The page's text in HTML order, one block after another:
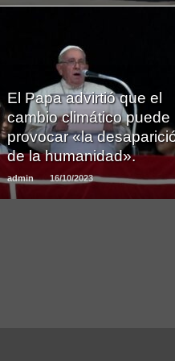
El Papa advirtió que el
cambio climático puede
provocar «la
de la humanidad».
admin 16/10/2023
LEER
MAS